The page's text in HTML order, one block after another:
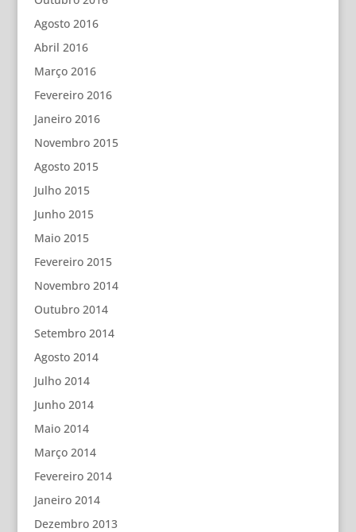
Agosto 2016
Abril 2016
Março 2016
Fevereiro 2016
Janeiro 2016
Novembro 2015
Agosto 2015
Julho 2015
Junho 2015
Maio 2015
Fevereiro 2015
Novembro 2014
Outubro 2014
Setembro 2014
Agosto 2014
Julho 2014
Junho 2014
Maio 2014
Março 2014
Fevereiro 2014
Janeiro 2014
Dezembro 2013